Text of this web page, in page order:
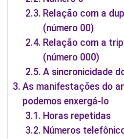
Relação com a
(número 00)
Relação com a
(número 000)
A sincronicidade
As manifestações do
podemos enxergá-lo
Horas repetidas
Números